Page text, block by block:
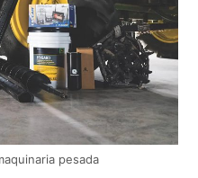
pesada